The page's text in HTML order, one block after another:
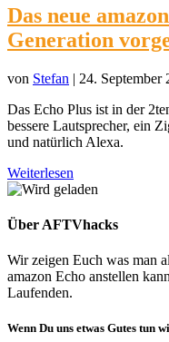
Das neue
Generation
von Stefan | 24. September
Das Echo Plus ist in der
bessere Lautsprecher, ein
und natürlich Alexa.
Weiterlesen
Über AFTVhacks
Wir zeigen Euch was man
amazon Echo anstellen
Laufenden.
Wenn Du uns etwas Gutes tun